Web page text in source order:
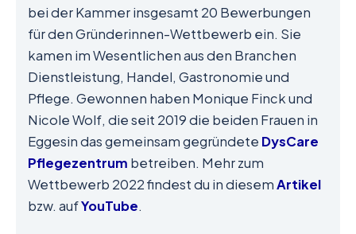
bei der Kammer insgesamt 20 Bewerbungen
für den Gründerinnen-Wettbewerb ein. Sie
kamen im Wesentlichen aus den Branchen
Dienstleistung, Handel, Gastronomie und
Pflege. Gewonnen haben Monique Finck und
Nicole Wolf, die seit 2019 die beiden Frauen in
Eggesin das gemeinsam gegründete DysCare
Pflegezentrum betreiben. Mehr zum
Wettbewerb 2022 findest du in diesemArtikel
bzw. aufYouTube.